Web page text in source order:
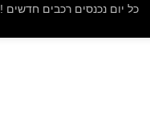
כל יום נכנסים רכבים חדשים !